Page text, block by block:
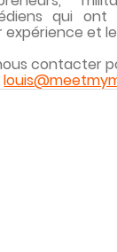
qui
et
contacter